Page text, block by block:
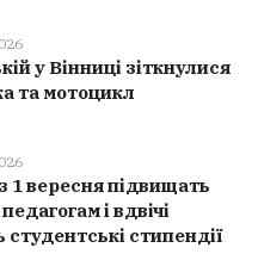
у Вінниці зіткнулися
та мотоцикл
1 вересня підвищать
і вдвічі
студентські стипендії